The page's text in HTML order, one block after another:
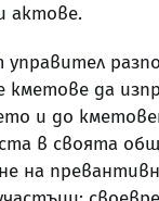
актове.
кметове да
и до
в своята
на